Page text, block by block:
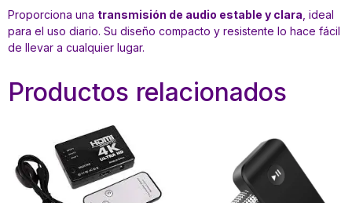
Proporciona una transmisión de audio estable y clara , ideal
para el uso diario. Su diseño compacto y resistente lo hace fácil
de llevar a cualquier lugar.
Productos relacionados